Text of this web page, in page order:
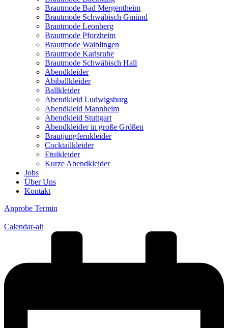
Brautmode Bad Mergentheim
Brautmode Schwäbisch Gmünd
Brautmode Leonberg
Brautmode Pforzheim
Brautmode Waiblingen
Brautmode Karlsruhe
Brautmode Schwäbisch Hall
Abendkleider
Abiballkleider
Ballkleider
Abendkleid Ludwigsburg
Abendkleid Mannheim
Abendkleid Stuttgart
Abendkleider in große Größen
Brautjungfernkleider
Cocktailkleider
Etuikleider
Kurze Abendkleider
Jobs
Über Uns
Kontakt
Anprobe Termin
Calendar-alt